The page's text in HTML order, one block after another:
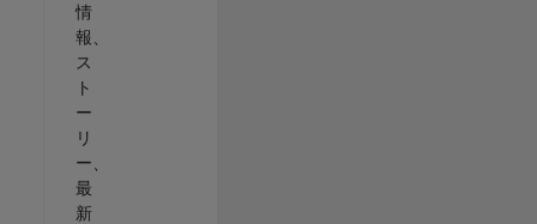
情
報、
ス
ト
ー
リ
ー、
最
新